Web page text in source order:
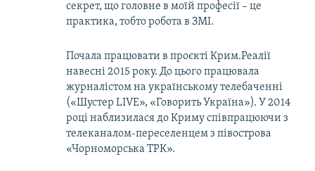
секрет, що головне в моїй професії – це
практика, тобто робота в ЗМІ.
Почала працювати в проєкті Крим.Реалії
навесні 2015 року. До цього працювала
журналістом на українському телебаченні
(«Шустер LIVE», «Говорить Україна»). У 2014
році наблизилася до Криму співпрацюючи з
телеканалом-переселенцем з півострова
«Чорноморська ТРК».